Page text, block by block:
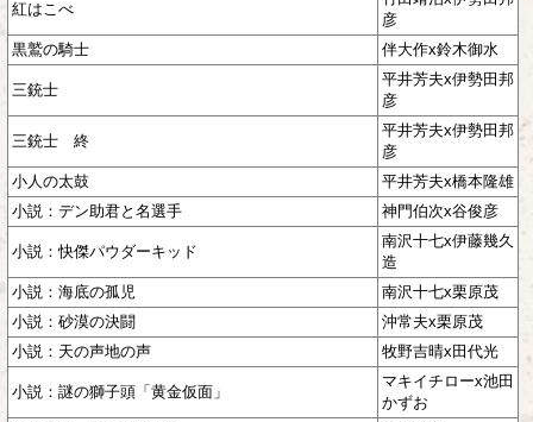
紅はこべ
彦
黒鷲の騎士
伴大作x鈴木御水
三銃士
平井芳夫x伊勢田邦
彦
三銃士 終
平井芳夫x伊勢田邦
彦
小人の太鼓
平井芳夫x橋本隆雄
小説：デン助君と名選手
神門伯次x谷俊彦
小説：快傑パウダーキッド
南沢十七x伊藤幾久
造
小説：海底の孤児
南沢十七x栗原茂
小説：砂漠の決闘
沖常夫x栗原茂
小説：天の声地の声
牧野吉晴x田代光
小説：謎の獅子頭「黄金仮面」
マキイチローx池田
かずお